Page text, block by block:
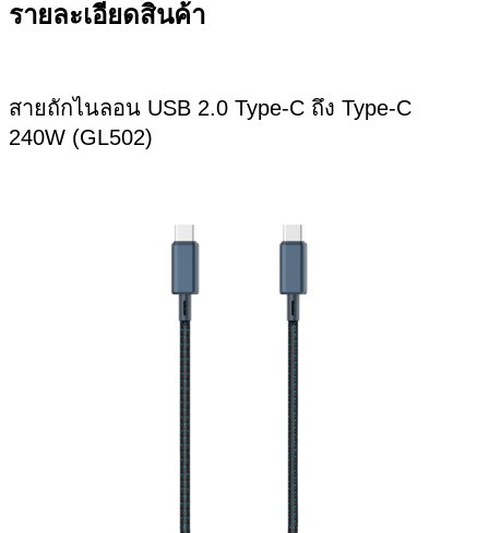
รายละเอียดสินค้า
สายถักไนลอน USB 2.0 Type-C ถึง Type-C
240W (GL502)